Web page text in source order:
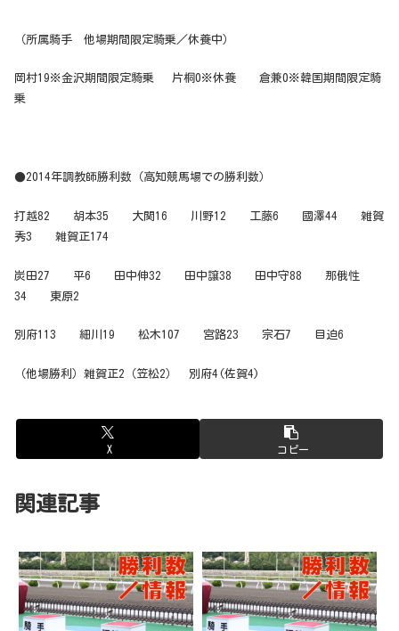
（所属騎手 他場期間限定騎乗／休養中）
岡村19※金沢期間限定騎乗 片桐0※休養 倉兼0※韓国期間限定騎
乗
●2014年調教師勝利数（高知競馬場での勝利数）
打越82 胡本35 大関16 川野12 工藤6 國澤44 雑賀
秀3 雑賀正174
炭田27 平6 田中伸32 田中譲38 田中守88 那俄性
34 東原2
別府113 細川19 松木107 宮路23 宗石7 目迫6
（他場勝利）雑賀正2（笠松2） 別府4(佐賀4)
X コピー
関連記事